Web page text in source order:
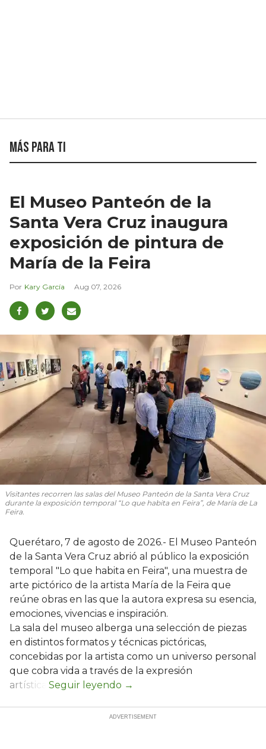
Más para ti
El Museo Panteón de la
Santa Vera Cruz inaugura
exposición de pintura de
María de la Feira
Kary García Aug 07, 2026
Visitantes recorren las salas del Museo Panteón de la Santa Vera Cruz
durante la exposición temporal “Lo que habita en Feira”, de María de La
Feira.
Querétaro, 7 de agosto de 2026.- El Museo Panteón
de la Santa Vera Cruz abrió al público la exposición
temporal "Lo que habita en Feira", una muestra de
arte pictórico de la artista María de la Feira que
reúne obras en las que la autora expresa su esencia,
emociones, vivencias e inspiración.
La sala del museo alberga una selección de piezas
en distintos formatos y técnicas pictóricas,
concebidas por la artista como un universo personal
que cobra vida a través de la expresión
artística.